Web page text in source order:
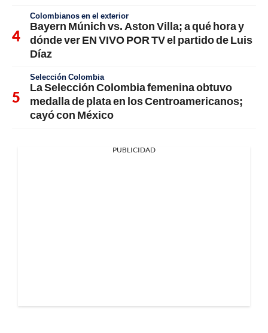
Colombianos en el exterior
Bayern Múnich vs. Aston Villa; a qué hora y
dónde ver EN VIVO POR TV el partido de Luis
Díaz
Selección Colombia
La Selección Colombia femenina obtuvo
medalla de plata en los Centroamericanos;
cayó con México
PUBLICIDAD